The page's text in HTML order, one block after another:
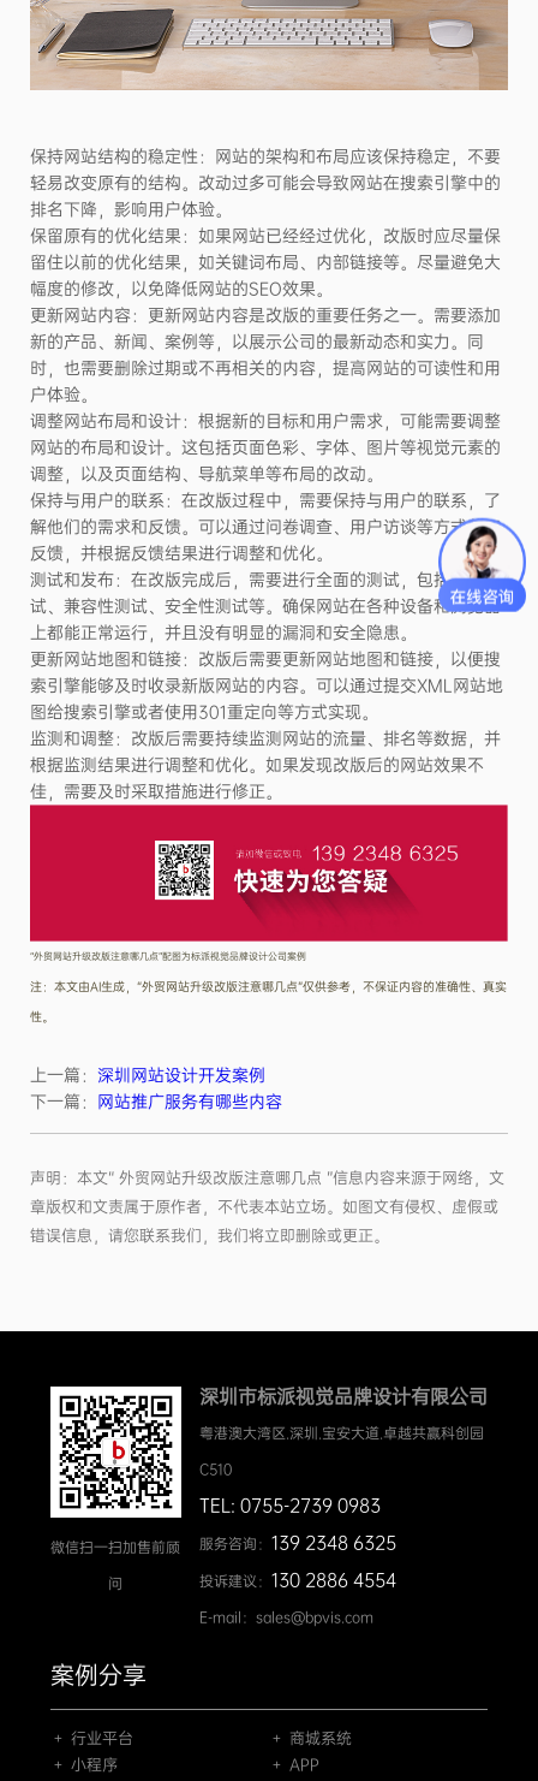
保持网站结构的稳定性：网站的架构和布局应该保持稳定，不要
轻易改变原有的结构。改动过多可能会导致网站在搜索引擎中的
排名下降，影响用户体验。
保留原有的优化结果：如果网站已经经过优化，改版时应尽量保
留住以前的优化结果，如关键词布局、内部链接等。尽量避免大
幅度的修改，以免降低网站的SEO效果。
更新网站内容：更新网站内容是改版的重要任务之一。需要添加
新的产品、新闻、案例等，以展示公司的最新动态和实力。同
时，也需要删除过期或不再相关的内容，提高网站的可读性和用
户体验。
调整网站布局和设计：根据新的目标和用户需求，可能需要调整
网站的布局和设计。这包括页面色彩、字体、图片等视觉元素的
调整，以及页面结构、导航菜单等布局的改动。
保持与用户的联系：在改版过程中，需要保持与用户的联系，了
解他们的需求和反馈。可以通过问卷调查、用户访谈等方式获取
反馈，并根据反馈结果进行调整和优化。
测试和发布：在改版完成后，需要进行全面的测试，包括功能测
试、兼容性测试、安全性测试等。确保网站在各种设备和浏览器
上都能正常运行，并且没有明显的漏洞和安全隐患。
更新网站地图和链接：改版后需要更新网站地图和链接，以便搜
索引擎能够及时收录新版网站的内容。可以通过提交XML网站地
图给搜索引擎或者使用301重定向等方式实现。
监测和调整：改版后需要持续监测网站的流量、排名等数据，并
根据监测结果进行调整和优化。如果发现改版后的网站效果不
佳，需要及时采取措施进行修正。
“外贸网站升级改版注意哪几点”配图为标派视觉品牌设计公司案例
注：本文由AI生成，“外贸网站升级改版注意哪几点”仅供参考，不保证内容的准确性、真实
性。
上一篇： 深圳网站设计开发案例
下一篇： 网站推广服务有哪些内容
声明：本文“ 外贸网站升级改版注意哪几点 ”信息内容来源于网络，文
章版权和文责属于原作者，不代表本站立场。如图文有侵权、虚假或
错误信息，请您联系我们，我们将立即删除或更正。
微信扫一扫加售前顾
问
深圳市标派视觉品牌设计有限公司
粤港澳大湾区.深圳.宝安大道.卓越共赢科创园
C510
TEL: 0755-2739 0983
服务咨询： 139 2348 6325
投诉建议： 130 2886 4554
E-mail：sales@bpvis.com
案例分享
＋ 行业平台
＋ 商城系统
＋ 小程序
＋ APP